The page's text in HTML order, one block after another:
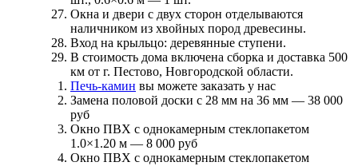
Окна и двери с двух сторон отделываются
наличником из хвойных пород древесины.
Вход на крыльцо: деревянные ступени.
В стоимость дома включена сборка и доставка 500
км от г. Пестово, Новгородской области.
Печь-камин вы можете заказать у нас
Замена половой доски с 28 мм на 36 мм — 38 000
руб
Окно ПВХ с однокамерным стеклопакетом
1.0×1.20 м — 8 000 руб
Окно ПВХ с однокамерным стеклопакетом